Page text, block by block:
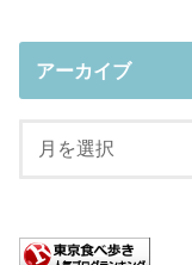
アーカイブ